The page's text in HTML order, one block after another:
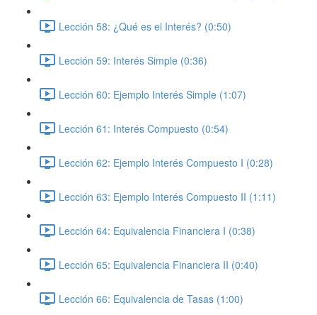
Lección 58: ¿Qué es el Interés? (0:50)
Lección 59: Interés Simple (0:36)
Lección 60: Ejemplo Interés Simple (1:07)
Lección 61: Interés Compuesto (0:54)
Lección 62: Ejemplo Interés Compuesto I (0:28)
Lección 63: Ejemplo Interés Compuesto II (1:11)
Lección 64: Equivalencia Financiera I (0:38)
Lección 65: Equivalencia Financiera II (0:40)
Lección 66: Equivalencia de Tasas (1:00)